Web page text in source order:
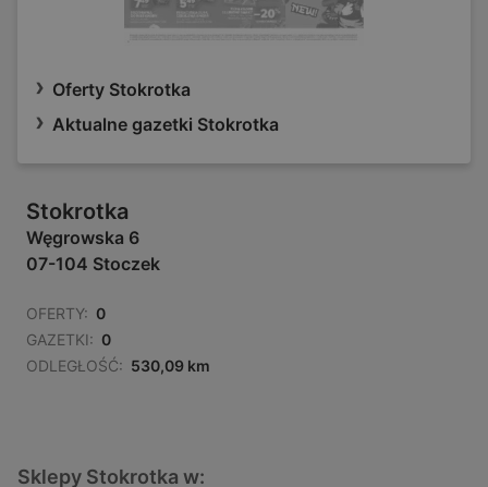
Oferty Stokrotka
Aktualne gazetki Stokrotka
Stokrotka
Węgrowska 6
07-104 Stoczek
OFERTY: 0
GAZETKI: 0
ODLEGŁOŚĆ: 530,09 km
Sklepy Stokrotka w: